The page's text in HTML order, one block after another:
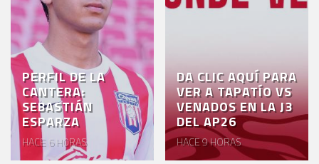
PERFIL DE LA
CANTERA:
SEBASTIÁN
ESPARZA
HACE 6 HORAS
DA CLIC AQUÍ PARA
VER A TAPATÍO VS
VENADOS EN LA J3
DEL AP26
HACE 9 HORAS